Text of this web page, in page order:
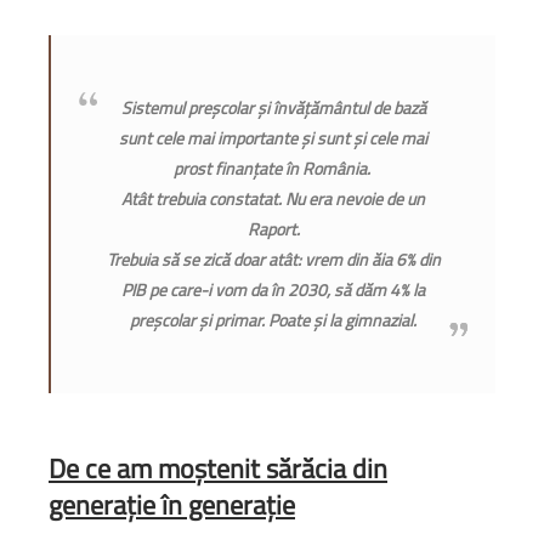
Sistemul preșcolar și învățământul de bază
sunt cele mai importante și sunt și cele mai
prost finanțate în România.
Atât trebuia constatat. Nu era nevoie de un
Raport.
Trebuia să se zică doar atât: vrem din ăia 6% din
PIB pe care-i vom da în 2030, să dăm 4% la
preșcolar și primar.Poate și la gimnazial.
De ce am moștenit sărăcia din
generație în generație